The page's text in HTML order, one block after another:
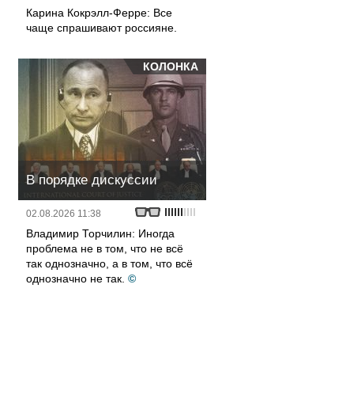
Карина Кокрэлл-Ферре: Все
чаще спрашивают россияне.
КОЛОНКА
В порядке дискуссии
02.08.2026 11:38
Владимир Торчилин: Иногда
проблема не в том, что не всё
так однозначно, а в том, что всё
однозначно не так. ©